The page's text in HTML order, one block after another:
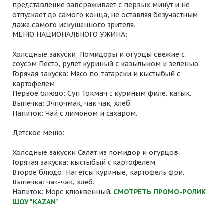
представление завораживает с первых минут и не
отпускает до самого конца, не оставляя безучастным
даже самого искушенного зрителя.
МЕНЮ НАЦИОНАЛЬНОГО УЖИНА:
Холодные закуски: Помидоры и огурцы свежие с
соусом Песто, рулет куриный с казылыком и зеленью.
Горячая закуска: Мясо по-татарски и кыстыбый с
картофелем.
Первое блюдо: Суп Токмач с куриным филе, катык.
Выпечка: Эчпочмак, чак чак, хлеб.
Напиток: Чай с лимоном и сахаром.
Детское меню:
Холодные закуски:Салат из помидор и огурцов.
Горячая закуска: кыстыбый с картофелем.
Второе блюдо: Нагетсы куриные, картофель фри.
Выпечка: чак-чак, хлеб.
Напиток: Морс клюквенный. СМОТРЕТЬ ПРОМО-РОЛИК
ШОУ "KAZAN"